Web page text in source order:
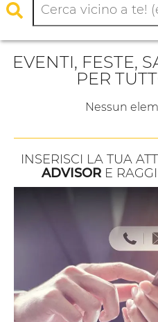
EVENTI, FESTE,
PER
Nessun
INSERISCI LA TUA
ADVISOR E